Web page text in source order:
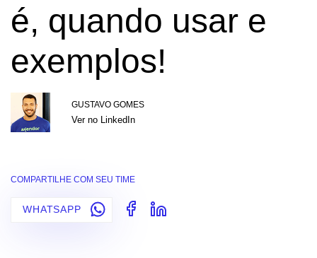
é, quando usar e
exemplos!
GUSTAVO GOMES
Ver no LinkedIn
COMPARTILHE COM SEU TIME
WHATSAPP